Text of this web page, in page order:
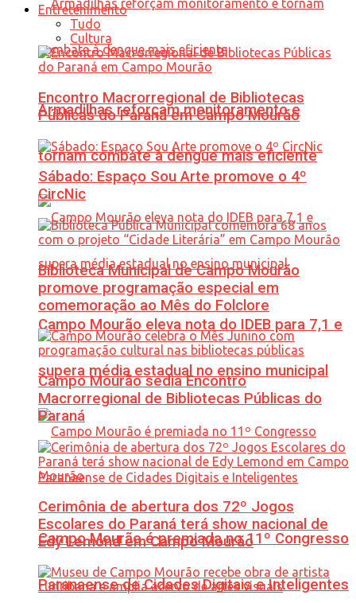
Armadilhas reforçam monitoramento e
tornam combate à dengue mais eficiente
Campo Mourão eleva nota do IDEB para 7,1 e
supera média estadual no ensino municipal
Campo Mourão é premiada no 11º Congresso
Paranaense de Cidades Digitais e Inteligentes
Entretenimento
Tudo
Cultura
Encontro Macrorregional de Bibliotecas
Públicas do Paraná em Campo Mourão
Sábado: Espaço Sou Arte promove o 4º
CircNic
Biblioteca Municipal de Campo Mourão
promove programação especial em
comemoração ao Mês do Folclore
Campo Mourão sedia Encontro
Macrorregional de Bibliotecas Públicas do
Paraná
Cerimônia de abertura dos 72º Jogos
Escolares do Paraná terá show nacional de
Edy Lemond em Campo Mourão